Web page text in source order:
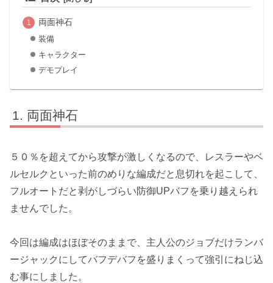
両面神石
装備
キャラクター
デモプレイ
両面神石
５０％を超えてから攻撃が激しくなるので、レスラーやベ
ルセルクといった前のめりな編成だと息切れを起こして、
フルオートだと剥がしづらい防御UPバフを乗り越えられ
ませんでした。
今回は編成はほぼそのままで、主人公のジョブだけランバ
ージャックにしてバフデバフを盛りまくって強引にねじ込
む事にしました。